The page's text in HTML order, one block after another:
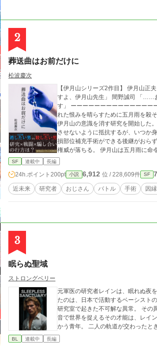
2
葬送曲はお前だけに
松波慶次
【伊月山シリーズ2作目】 伊月山正夫 「ようやく跪いたなぁ、五月雨ぇ」 五月雨隼人 「危険察知能力が高すぎで
すよ、伊月山先生」 間野誠司 「……お前は天才だよ。分かってる」 榊康則 「怖い。そう、一言で言うと、怖いで
す」 ーーーーーーーーーーーーーーーーーーーーーーー 間野の身体の中で意識が共濁した伊月山は、騙されて殺さ
れた恨みを晴らすために五月雨を殺そうとする。 対する五月雨は、伊月山に今度こそ本
伊月山の意識を消す研究を開始した。 自分の身体を操り、五月雨に危害を加えようとする伊月山に、間野も自由に
させないように抵抗するが、いつか身体が乗っ
損部位補充手術ができる後継がおらず、伊月山
権威が落ちる。 伊月山は五月雨に命令した。 「俺を俺の研究所に行かせろ」 ――意識が共濁した伊月山と間野。
そして伊月山を永遠に消したい五月雨
う
SF 連載中 長編
24h.ポイント 200pt 小説 6,912 位 / 228,609件 SF
近未来 研究者 おじさん バトル 手術 因
3
眠らぬ聖域
ストロングベリー
元軍医の研究者レインは、眠れぬ夜を抱えた
たのは、日本で活動するベーシストの
研究室で起きた不可解な異常。 その異変に、真っ
音で世界を捉えるその才能は、レインの現実その
かう青年。 二人の軌道が交わったと
BL 連載中 長編